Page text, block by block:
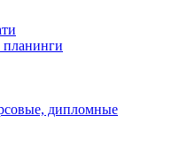
дипломные